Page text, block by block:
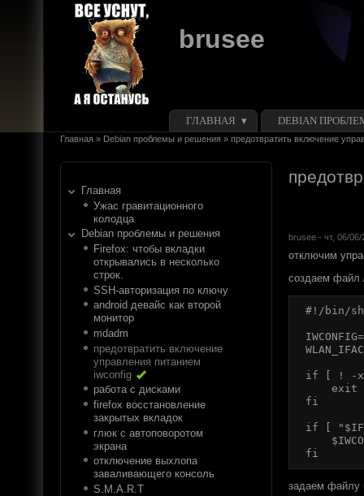
Перейти к основному содержанию
brusee
ГЛАВНАЯ
DEBIAN
Вы здесь
Главная» Debian проблемы и решения» предотвратить включение
Главная
Ужас гравитационного
колодца
Debian проблемы и решения
Firefox: чтобы вкладки
открывались в несколько
строк.
SSH-авторизация по ключу
android девайс как второй
монитор
mdadm
предотвратить включение
управления питанием
iwconfig
работа с дисками
firefox восстановление
закрытых вкладок
глюк с автоповоротом
экрана
отключение выхлопа
заваливающего консоль
S.M.A.R.T
brusee - чт, 06/
отключим
создаем файл
#!/bin/sh
if [ ! -x
exit
fi
if [
fi
задаем файлу